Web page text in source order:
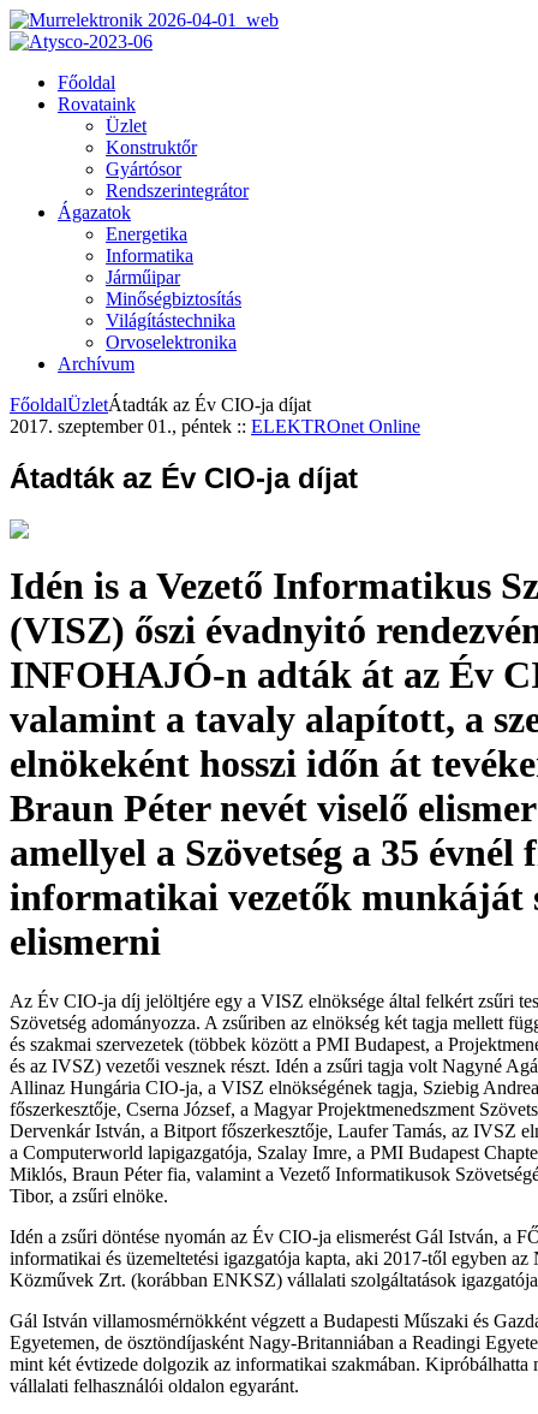
Főoldal
Rovataink
Üzlet
Konstruktőr
Gyártósor
Rendszerintegrátor
Ágazatok
Energetika
Informatika
Járműipar
Minőségbiztosítás
Világítástechnika
Orvoselektronika
Archívum
FőoldalÜzletÁtadták az Év CIO-ja díjat
2017. szeptember 01., péntek :: ELEKTROnet Online
Átadták az Év CIO-ja díjat
Idén is a Vezető Informatikus
(VISZ) őszi évadnyitó
INFOHAJÓ-n adták át az Év
valamint a tavaly alapított, a
elnökeként hosszi időn át
Braun Péter nevét viselő
amellyel a Szövetség a 35 évnél
informatikai vezetők munkáját
elismerni
Az Év CIO-ja díj jelöltjére egy a VISZ elnöksége által felkért zsűri
Szövetség adományozza. A zsűriben az elnökség két tagja mellett
és szakmai szervezetek (többek között a PMI Budapest, a
és az IVSZ) vezetői vesznek részt. Idén a zsűri tagja volt Nagyné
Allinaz Hungária CIO-ja, a VISZ elnökségének tagja, Sziebig
főszerkesztője, Cserna József, a Magyar Projektmenedszment
Dervenkár István, a Bitport főszerkesztője, Laufer Tamás, az IVSZ
a Computerworld lapigazgatója, Szalay Imre, a PMI Budapest
Miklós, Braun Péter fia, valamint a Vezető Informatikusok
Tibor, a zsűri elnöke.
Idén a zsűri döntése nyomán az Év CIO-ja elismerést Gál István, a
informatikai és üzemeltetési igazgatója kapta, aki 2017-től egyben
Közművek Zrt. (korábban ENKSZ) vállalati szolgáltatások
Gál István villamosmérnökként végzett a Budapesti Műszaki és
Egyetemen, de ösztöndíjasként Nagy-Britanniában a Readingi
mint két évtizede dolgozik az informatikai szakmában. Kipróbálhatta
vállalati felhasználói oldalon egyaránt.